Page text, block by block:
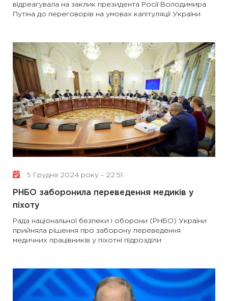
відреагувала на заклик президента Росії Володимира
Путіна до переговорів на умовах капітуляції України
5 Грудня 2024 року - 22:51
РНБО заборонила переведення медиків у
піхоту
Рада національної безпеки і оборони (РНБО) України
прийняла рішення про заборону переведення
медичних працівників у піхотні підрозділи